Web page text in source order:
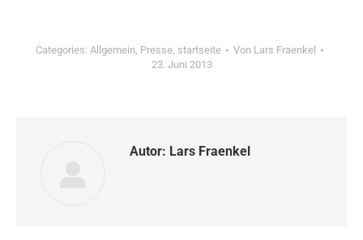
Categories: Allgemein, Presse, startseite Von Lars Fraenkel
23. Juni 2013
Autor: Lars Fraenkel